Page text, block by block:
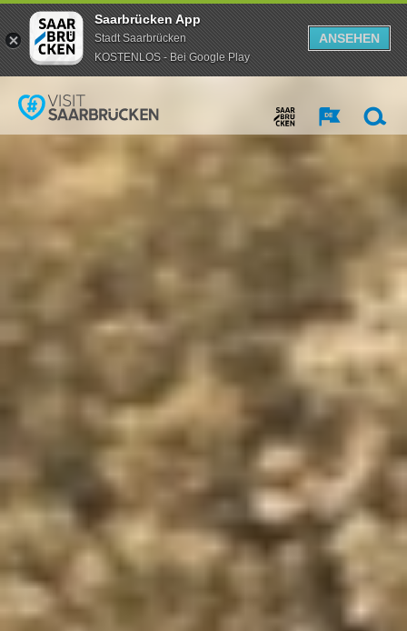
Saarbrücken App
Stadt Saarbrücken
KOSTENLOS - Bei Google Play
ANSEHEN